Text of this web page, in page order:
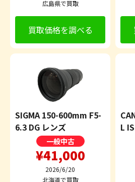
広島県で買取
買取価格を調べる
SIGMA 150-600mm F5-
6.3 DG レンズ
一般中古
¥41,000
2026/6/20
北海道で買取
L